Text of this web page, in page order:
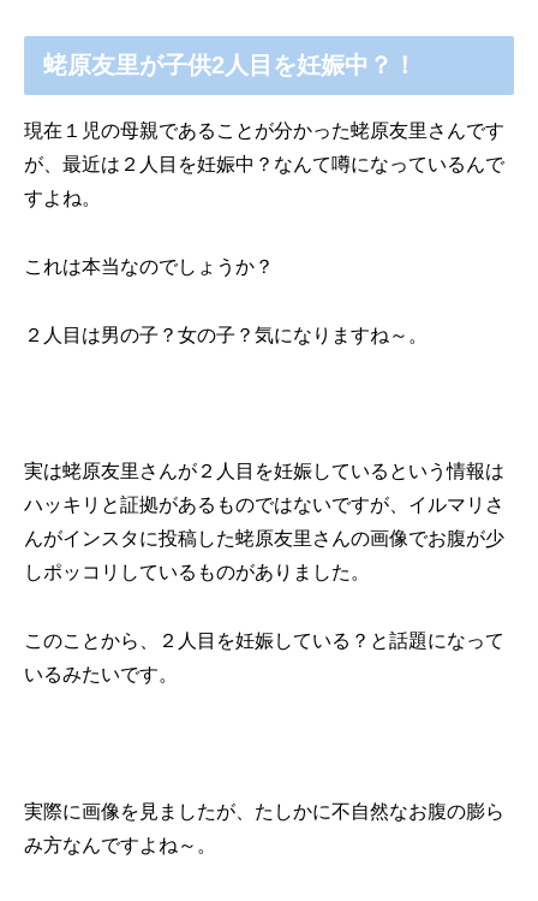
蛯原友里が子供2人目を妊娠中？！
現在１児の母親であることが分かった蛯原友里さんです
が、最近は２人目を妊娠中？なんて噂になっているんで
すよね。
これは本当なのでしょうか？
２人目は男の子？女の子？気になりますね～。
実は蛯原友里さんが２人目を妊娠しているという情報は
ハッキリと証拠があるものではないですが、イルマリさ
んがインスタに投稿した蛯原友里さんの画像でお腹が少
しポッコリしているものがありました。
このことから、２人目を妊娠している？と話題になって
いるみたいです。
実際に画像を見ましたが、たしかに不自然なお腹の膨ら
み方なんですよね～。